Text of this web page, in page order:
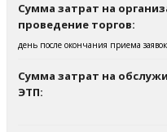
Сумма затрат на
проведение торгов:
день после окончания приема заявок
Сумма затрат на
ЭТП: